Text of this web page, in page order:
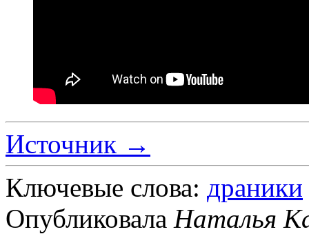
Источник →
Ключевые слова: драники
Опубликовала Наталья